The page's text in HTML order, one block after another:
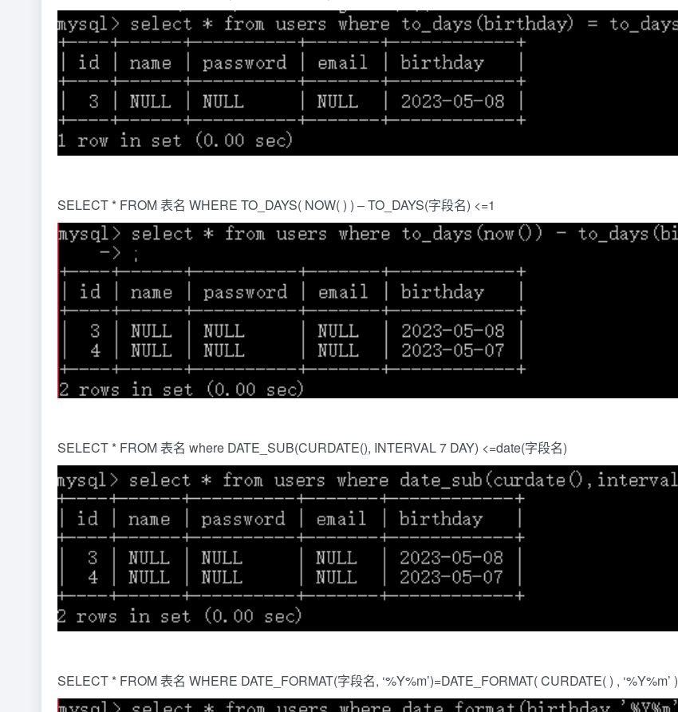
SELECT * FROM 表名 WHERE TO_DAYS( NOW( ) ) – TO_DAYS(字段名) <=1
SELECT * FROM 表名 where DATE_SUB(CURDATE(), INTERVAL 7 DAY) <=date(字段名)
SELECT * FROM 表名 WHERE DATE_FORMAT(字段名, ‘%Y%m’)=DATE_FORMAT( CURDATE( ) , ‘%Y%m’ )